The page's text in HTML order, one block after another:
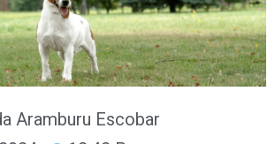
Aramburu Escobar